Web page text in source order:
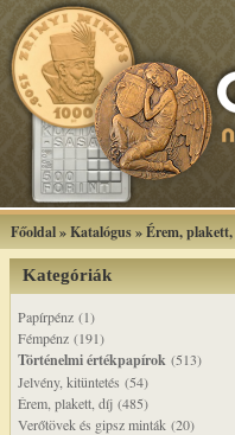
Főoldal»Katalógus»Érem,
Kategóriák
Papírpénz (1)
Fémpénz (191)
Történelmi értékpapírok (513)
Jelvény, kitüntetés (54)
Érem, plakett, díj (485)
Verőtövek és gipsz minták (20)